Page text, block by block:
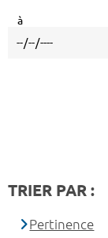
à
TRIER PAR :
Pertinence